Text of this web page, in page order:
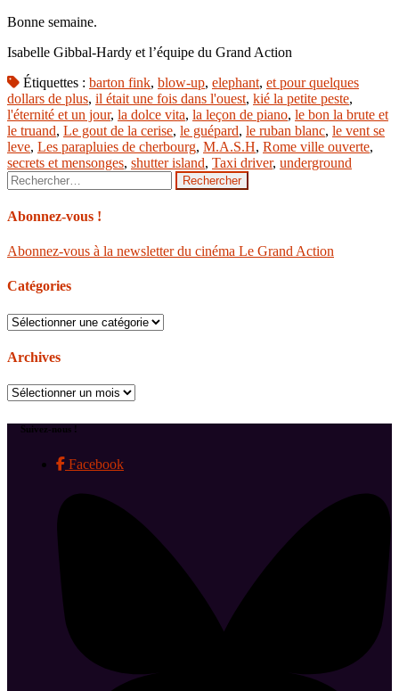
Bonne semaine.
Isabelle Gibbal-Hardy et l’équipe du Grand Action
Étiquettes : barton fink, blow-up, elephant, et pour quelques
dollars de plus, il était une fois dans l'ouest, kié la petite peste,
l'éternité et un jour, la dolce vita, la leçon de piano, le bon la brute et
le truand, Le gout de la cerise, le guépard, le ruban blanc, le vent se
leve, Les parapluies de cherbourg, M.A.S.H, Rome ville ouverte,
secrets et mensonges, shutter island, Taxi driver, underground
Rechercher :
Abonnez-vous !
Abonnez-vous à la newsletter du cinéma Le Grand Action
Catégories
Catégories
Archives
Archives
Suivez-nous !
Facebook